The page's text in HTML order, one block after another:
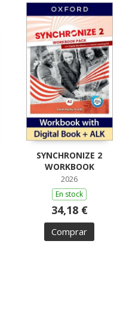
SYNCHRONIZE 2
WORKBOOK
2026
En stock
34,18 €
Comprar